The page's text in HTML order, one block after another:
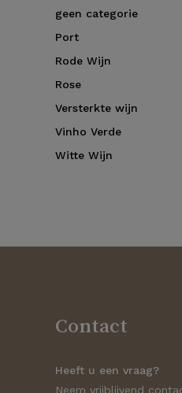
geen categorie
Port
Rode Wijn
Rose
Versterkte wijn
Vinho Verde
Witte Wijn
Contact
Heeft u een vraag?
Neem vrijblijvend